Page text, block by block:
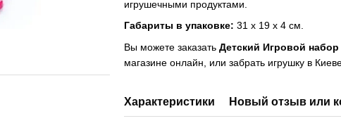
игрушечными продуктами.
Габариты в упаковке: 31 х 19 х 4 см.
Вы можете заказать Детский Игровой
магазине онлайн, или забрать игрушку в
Характеристики Новый отзыв или